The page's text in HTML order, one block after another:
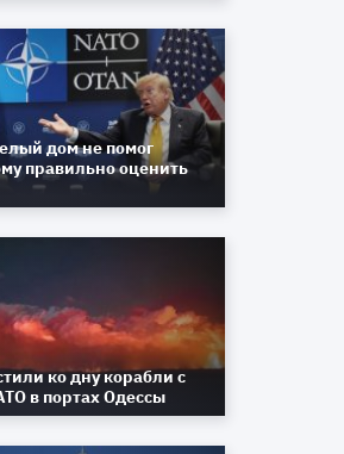
дом не помог
правильно оценить
ко дну корабли с
в портах Одессы